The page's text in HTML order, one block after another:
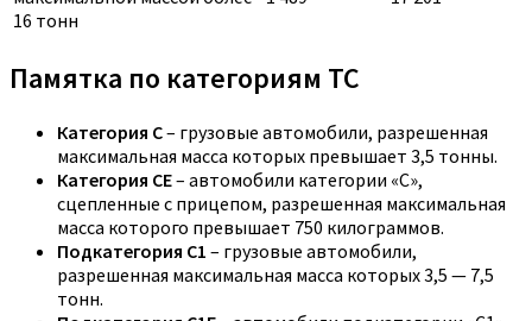
16 тонн
Памятка по категориям ТС
Категория C– грузовые автомобили, разрешенная
максимальная масса которых превышает 3,5 тонны.
Категория CE– автомобили категории «С»,
сцепленные с прицепом, разрешенная максимальная
масса которого превышает 750 килограммов.
Подкатегория C1 – грузовые автомобили,
разрешенная максимальная масса которых 3,5 — 7,5
тонн.